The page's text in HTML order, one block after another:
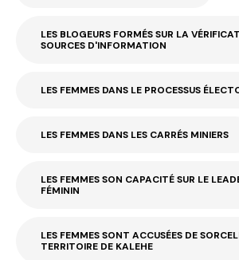
LES BLOGEURS FORMÉS SUR LA
SOURCES D'INFORMATION
LES FEMMES DANS LE PROCESSUS
LES FEMMES DANS LES CARRÉS MINIERS
LES FEMMES SON CAPACITÉ SUR LE
FÉMININ
LES FEMMES SONT ACCUSÉES DE
TERRITOIRE DE KALEHE